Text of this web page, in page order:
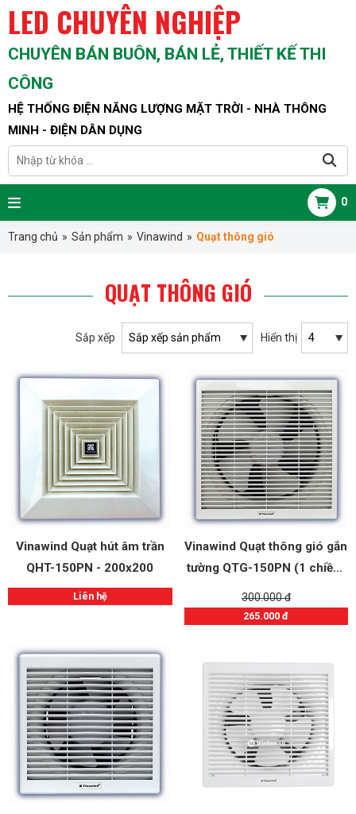
LED CHUYÊN NGHIỆP
CHUYÊN BÁN BUÔN, BÁN LẺ, THIẾT KẾ THI
CÔNG
HỆ THỐNG ĐIỆN NĂNG LƯỢNG MẶT TRỜI - NHÀ THÔNG
MINH - ĐIỆN DÂN DỤNG
0
Trang chủ » Sản phẩm » Vinawind » Quạt thông gió
QUẠT THÔNG GIÓ
Sắp xếp Hiển thị
Vinawind Quạt hút âm trần
QHT-150PN - 200x200
Liên hệ
Vinawind Quạt thông gió gắn
tường QTG-150PN (1 chiều)
200x200
300.000 đ
265.000 đ